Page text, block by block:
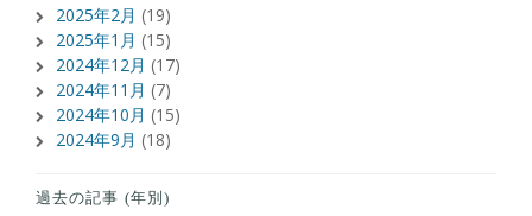
2025年2月 (19)
2025年1月 (15)
2024年12月 (17)
2024年11月 (7)
2024年10月 (15)
2024年9月 (18)
過去の記事 (年別)